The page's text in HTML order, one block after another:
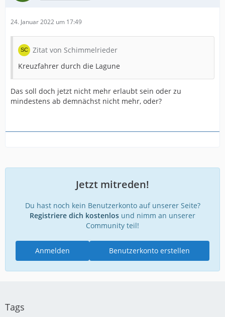
24. Januar 2022 um 17:49
Zitat von Schimmelrieder
Kreuzfahrer durch die Lagune
Das soll doch jetzt nicht mehr erlaubt sein oder zu
mindestens ab demnächst nicht mehr, oder?
Jetzt mitreden!
Du hast noch kein Benutzerkonto auf unserer Seite?
Registriere dich kostenlos und nimm an unserer
Community teil!
Benutzerkonto erstellen
Anmelden
Tags